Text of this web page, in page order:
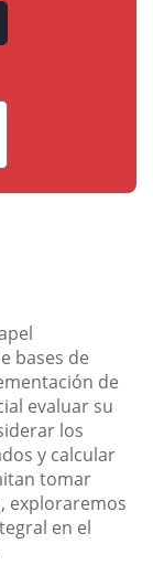
bases de
de
evaluar su
los
y calcular
tomar
exploraremos
en el